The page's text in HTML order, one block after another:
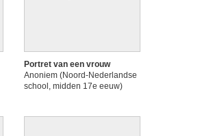
Portret van een vrouw
Anoniem (Noord-Nederlandse
school, midden 17e eeuw)